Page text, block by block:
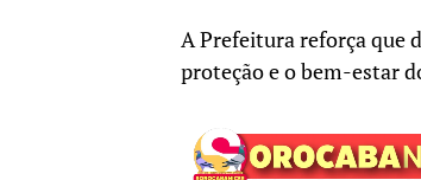
A Prefeitura reforça que
proteção e o bem-estar